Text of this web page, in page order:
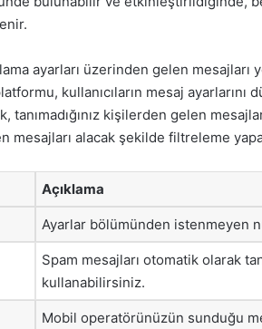
ayarları üzerinden gelen
kullanıcıların mesaj ayarlarını
tanımadığınız kişilerden gelen
mesajları alacak şekilde filtreleme
Açıklama
Ayarlar bölümünden istenmeyen
Spam mesajları otomatik olarak
kullanabilirsiniz.
Mobil operatörünüzün sunduğu